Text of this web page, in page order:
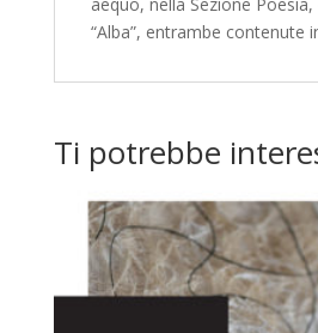
“Alba”, entrambe contenute
Ti potrebbe